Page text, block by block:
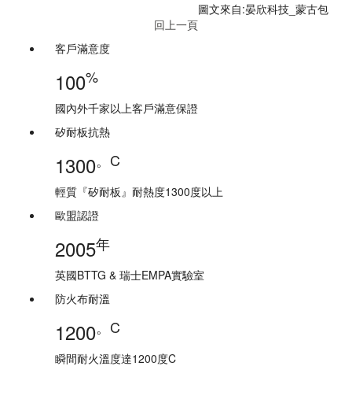
圖文來自:晏欣科技_蒙古包
回上一頁
客戶滿意度
100%
國內外千家以上客戶滿意保證
矽耐板抗熱
1300。C
輕質『矽耐板』耐熱度1300度以上
歐盟認證
2005年
英國BTTG & 瑞士EMPA實驗室
防火布耐溫
1200。C
瞬間耐火溫度達1200度C